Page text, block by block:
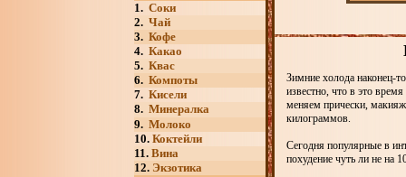
1. Соки
2. Чай
3. Кофе
4. Какао
5. Квас
6. Компоты
7. Кисели
8. Минералка
9. Молоко
10. Коктейли
11. Вина
12. Экзотика
Зимние холода наконец-
известно, что в это
меняем прически,
килограммов.
Сегодня популярные в
похудение чуть ли не на